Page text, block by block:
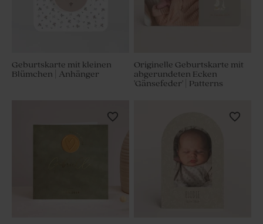
Geburtskarte mit kleinen
Blümchen | Anhänger
Originelle Geburtskarte mit
abgerundeten Ecken
'Gänsefeder' | Patterns